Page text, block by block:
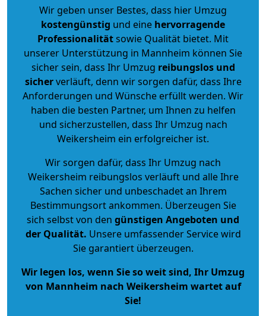
Wir geben unser Bestes, dass hier Umzug
kostengünstig und eine hervorragende
Professionalitätsowie Qualität bietet. Mit
unserer Unterstützung in Mannheim können Sie
sicher sein, dass Ihr Umzug reibungslos und
sicherverläuft, denn wir sorgen dafür, dass Ihre
Anforderungen und Wünsche erfüllt werden. Wir
haben die besten Partner, um Ihnen zu helfen
und sicherzustellen, dass Ihr Umzug nach
Weikersheim ein erfolgreicher ist.
Wir sorgen dafür, dass Ihr Umzug nach
Weikersheim reibungslos verläuft und alle Ihre
Sachen sicher und unbeschadet an Ihrem
Bestimmungsort ankommen. Überzeugen Sie
sich selbst von den günstigen Angeboten und
der Qualität. Unsere umfassender Service wird
Sie garantiert überzeugen.
Wir legen los, wenn Sie so weit sind, Ihr Umzug
von Mannheim nach Weikersheim wartet auf
Sie!